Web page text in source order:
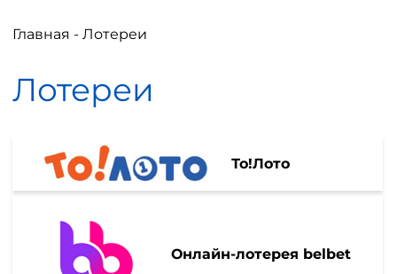
Главная - Лотереи
Лотереи
То!Лото
Онлайн-лотерея belbet